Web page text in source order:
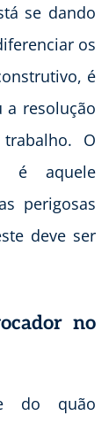
se dando
os
é
a resolução
O
é aquele
perigosas
deve ser
no
do quão